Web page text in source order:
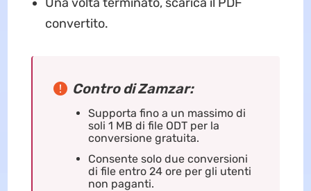
convertito.
Contro di Zamzar:
Supporta fino a un massimo di
soli 1 MB di file ODT per la
conversione gratuita.
Consente solo due conversioni
di file entro 24 ore per gli utenti
non paganti.